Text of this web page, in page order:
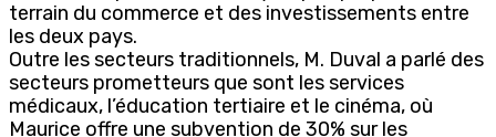
terrain du commerce et des investissements entre
les deux pays.
Outre les secteurs traditionnels, M. Duval a parlé des
secteurs prometteurs que sont les services
médicaux, l’éducation tertiaire et le cinéma, où
Maurice offre une subvention de 30% sur les